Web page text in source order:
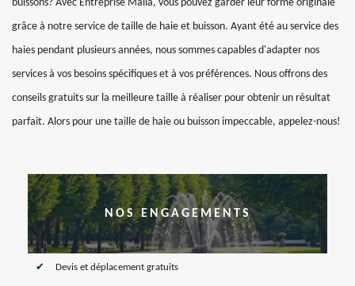
buissons? Avec Entreprise Malla, vous pouvez garder leur forme originale
grâce à notre service de taille de haie et buisson. Ayant été au service des
haies pendant plusieurs années, nous sommes capables d'adapter nos
services à vos besoins spécifiques et à vos préférences. Nous offrons des
conseils gratuits sur la meilleure taille à réaliser pour obtenir un résultat
parfait. Alors pour une taille de haie ou buisson impeccable, appelez-nous!
NOS ENGAGEMENTS
Devis et déplacement gratuits